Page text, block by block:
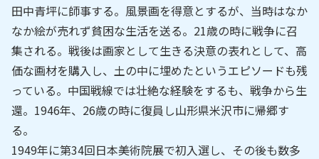
田中青坪に師事する。風景画を得意とするが、当時はなか
なか絵が売れず貧困な生活を送る。21歳の時に戦争に召
集される。戦後は画家として生きる決意の表れとして、高
価な画材を購入し、土の中に埋めたというエピソードも残
っている。中国戦線では壮絶な経験をするも、戦争から生
還。1946年、26歳の時に復員し山形県米沢市に帰郷す
る。
1949年に第34回日本美術院展で初入選し、その後も数多